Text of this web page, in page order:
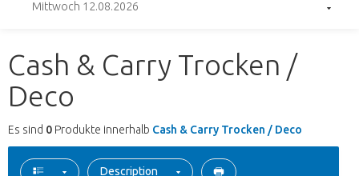
Mittwoch 12.08.2026
Cash & Carry Trocken /
Deco
Es sind 0 Produkte innerhalb Cash & Carry Trocken / Deco
Description